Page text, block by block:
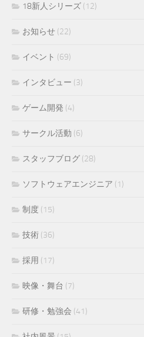
18新人シリーズ (12)
お知らせ (22)
イベント (69)
インタビュー (3)
ゲーム開発 (4)
サークル活動 (6)
スタッフブログ (28)
ソフトウェアエンジニア (1)
制度 (15)
技術 (36)
採用 (17)
映像・舞台 (7)
研修・勉強会 (41)